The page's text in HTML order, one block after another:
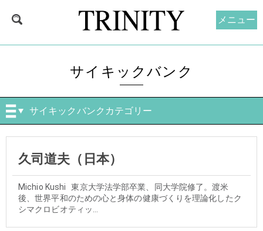
サイキックバンク
サイキックバンクカテゴリー
久司道夫（日本）
Michio Kushi 東京大学法学部卒業、同大学院修了。渡米
後、世界平和のための心と身体の健康づくりを理論化したク
シマクロビオティッ...
メニュー